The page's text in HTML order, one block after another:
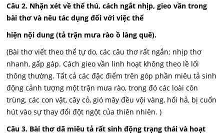
Câu 2. Nhận xét về thể thú, cách ngắt nhịp, gieo vần trong
bài thơ và nêu tác dụng đối với việc thể
hiện nội dung (tả trận mưa rào ồ làng quê).
(Bài thơ viết theo thể tự do, các câu thơ rất ngắn; nhịp thơ
nhanh, gấp gáp. Cách gieo vần linh hoạt không theo lề lối
thông thường. Tất cả các đặc điểm trên góp phần miêu tả sinh
động cảnh tượng một trận mưa rào, trong đó các loài côn
trùng, các con vật, cây cỏ, gió mây đều vội vàng, hối hả, bị cuốn
hút vào sự thay đổi đột ngột của thiên nhiên. )
Câu 3. Bài thơ dã miêu tả rất sinh động trạng thái và hoạt